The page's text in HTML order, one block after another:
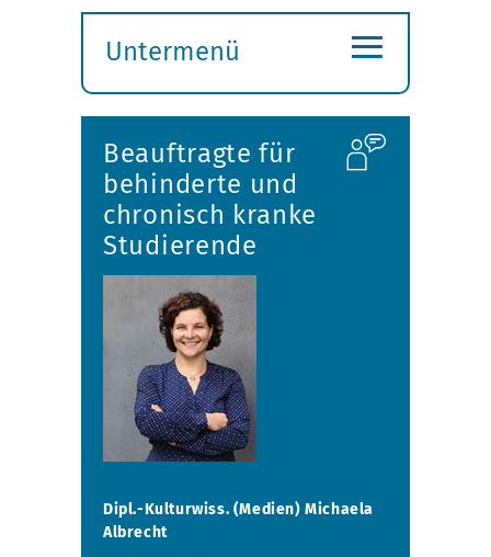
Untermenü
öffnen
≡
Beauftragte für
behinderte und
chronisch kranke
Studierende
Dipl.-Kulturwiss. (Medien) Michaela
Albrecht